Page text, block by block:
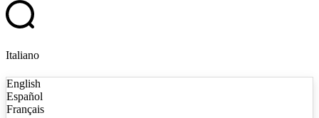
Italiano
English
Español
Français